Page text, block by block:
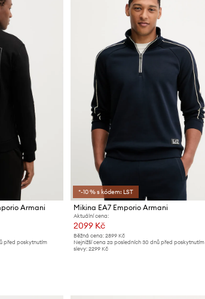
Armani
před poskytnutím
*-10 % s kódem: LST
Mikina EA7 Emporio Armani
Aktuální cena:
2099 Kč
Běžná cena: 2899 Kč
Nejnižší cena za posledních 30 dnů před poskytnutím
slevy: 2299 Kč